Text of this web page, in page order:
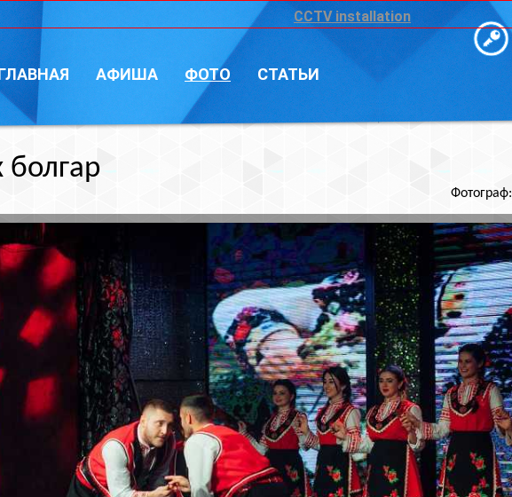
CCTV installation
Войти
ФОТО СТАТЬИ
Фотограф: Владислав Кущенко